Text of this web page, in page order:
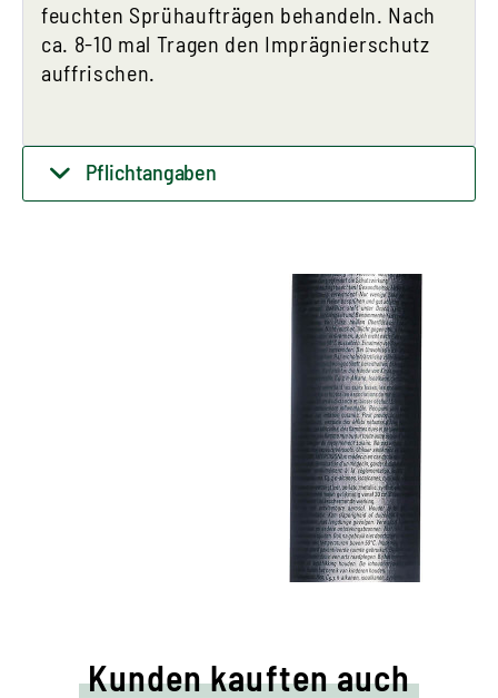
feuchten Sprühaufträgen behandeln. Nach
ca. 8-10 mal Tragen den Imprägnierschutz
auffrischen.
Pflichtangaben
Kunden kauften auch